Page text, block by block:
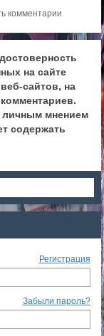
комментарии
на сайте
сайтов, на
личным мнением
содержать
Регистрация
Забыли пароль?